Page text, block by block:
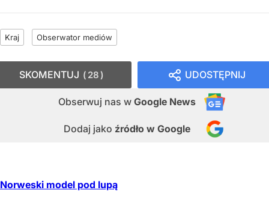
Kraj Obserwator mediów
UDOSTĘPNIJ
Obserwuj nas w Google News
Dodaj jako źródło w Google
SKOMENTUJ 28
Norweski model pod lupą